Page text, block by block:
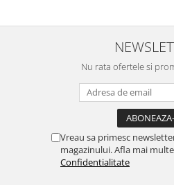
Nu rata ofertele si
Vreau sa primesc
magazinului. Afla mai
Confidentialitate